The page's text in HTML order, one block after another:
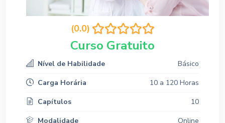
(0.0)
Curso Gratuito
Nível de Habilidade
Básico
Carga Horária
10 a 120 Horas
Capítulos
10
Modalidade
Online